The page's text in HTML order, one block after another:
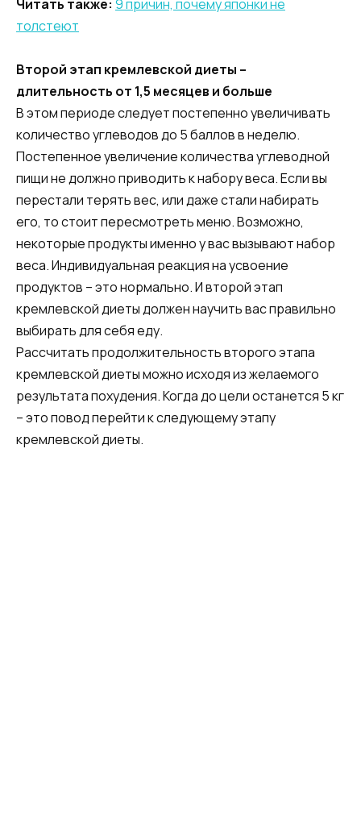
Читать также: 9 причин, почему японки не
толстеют
Второй этап кремлевской диеты –
длительность от 1,5 месяцев и больше
В этом периоде следует постепенно увеличивать
количество углеводов до 5 баллов в неделю.
Постепенное увеличение количества углеводной
пищи не должно приводить к набору веса. Если вы
перестали терять вес, или даже стали набирать
его, то стоит пересмотреть меню. Возможно,
некоторые продукты именно у вас вызывают набор
веса. Индивидуальная реакция на усвоение
продуктов – это нормально. И второй этап
кремлевской диеты должен научить вас правильно
выбирать для себя еду.
Рассчитать продолжительность второго этапа
кремлевской диеты можно исходя из желаемого
результата похудения. Когда до цели останется 5 кг
– это повод перейти к следующему этапу
кремлевской диеты.